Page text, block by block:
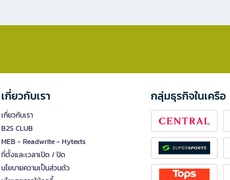
เกี่ยวกับเรา
เกี่ยวกับเรา
B2S CLUB
MEB - Readwrite - Hytexts
ที่ตั้งและเวลาเปิด / ปิด
นโยบายความเป็นส่วนตัว
กลุ่มธุรกิจในเครือ